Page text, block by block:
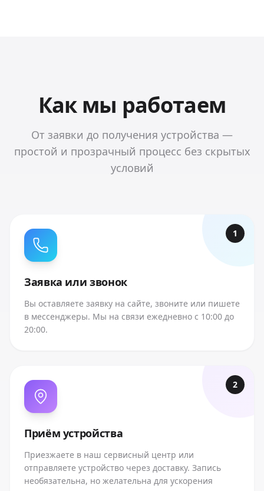
Как мы работаем
От заявки до получения устройства —
простой и прозрачный процесс без скрытых
условий
1
Заявка или звонок
Вы оставляете заявку на сайте, звоните или пишете
в мессенджеры. Мы на связи ежедневно с 10:00 до
20:00.
2
Приём устройства
Приезжаете в наш сервисный центр или
отправляете устройство через доставку. Запись
необязательна, но желательна для ускорения